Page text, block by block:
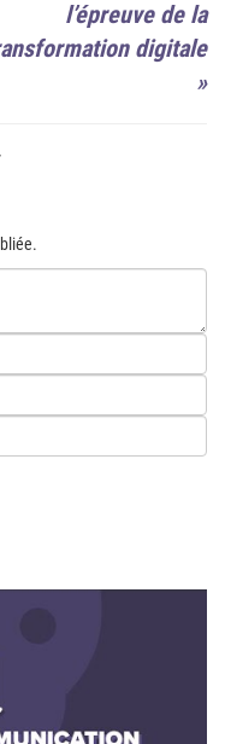
l’épreuve de la
digitale
»